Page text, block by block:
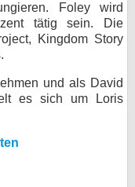
Foley wird
tätig sein. Die
Kingdom Story
und als David
es sich um Loris